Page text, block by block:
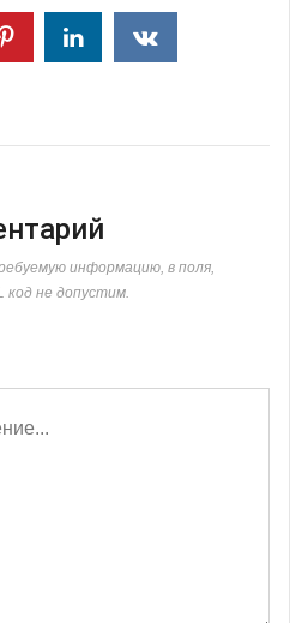
информацию, в поля,
код не допустим.